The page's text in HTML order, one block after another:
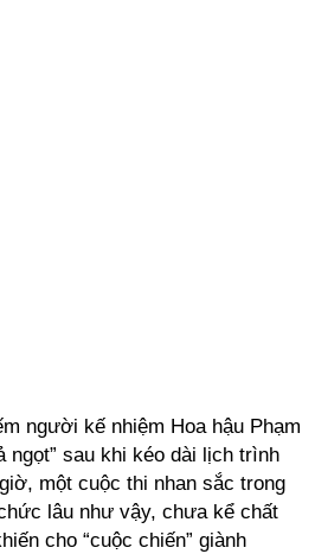
người kế nhiệm Hoa hậu Phạm
ngọt” sau khi kéo dài lịch trình
một cuộc thi nhan sắc trong
lâu như vậy, chưa kể chất
cho “cuộc chiến” giành